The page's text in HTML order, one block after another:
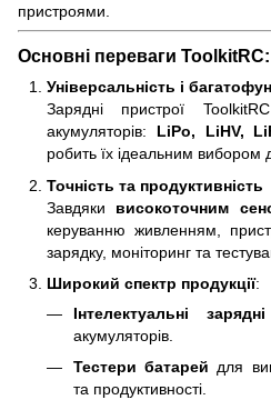
пристроями.
Основні переваги ToolkitRC:
Універсальність і
Зарядні пристрої
акумуляторів: LiPo, LiHV,
робить їх ідеальним вибором
Точність та продуктивність
Завдяки високоточним
керуванню живленням,
зарядку, моніторинг та
Широкий спектр продукції:
Інтелектуальні
акумуляторів.
Тестери батарей для
та продуктивності.